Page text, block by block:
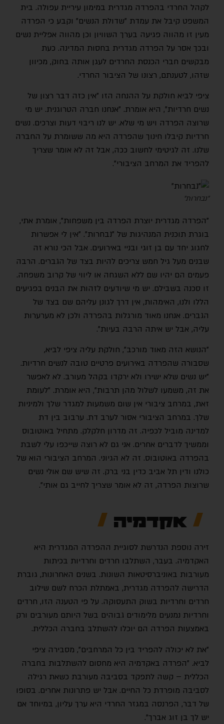
לקהל החרדי בהפרדה מגדרית במימון עיריית עפולה. בית
המשפט קיבל את עמדת "שדולת הנשים" וקבע כי הפרדה
מעין זו מהווה פגיעה בערך השוויון וכן מהווה אפליית נשים
ובכך אסר על הפרדה מגדרית בחסות המדינה. כעת
מבקשים חברי הכנסת החרדים לעגן אותה בחוק, מכיוון
שזהו, לטענתם, רצונו של הציבור החרדי.
ציפי לביא חולקת על ההנחה הזו ״אין כזה דבר רצון של
נשים חרדיות", היא אומרת. "אנחנו חברה הטרוגנית. יש מי
שרוצה הפרדה ויש מי שלא. יש לנו ריבוי דעות וצרכים. נשים
חרדיות קיבלו חינוך שהפרדה היא מה ששומרת על החברה
שלנו. זה לגיטימי לחשוב ככה, אבל זה לא אומר שצריך
להפריד את המרחב הציבורי".
"נבחרות"
"הפרדה מגדרית יוצרת הפרדה בין משפחות", אומרת אתי,
בוגרת תוכנית המנהיגות של "נבחרות". "אין לי אפשרות
לחגוג יחד עם בן זוגי ובניי באירועים. אבל הכי נורא זה
שבנים מעל גיל חמש צריכים להיות בצד של הגברים. הרבה
פעמים הם יהיו שם ללא השגחה או ליווי של קרוב משפחה.
זו סכנה בשבילם. יש מי שיודעים לזהות את הבנים בפגיעים
הללו ולנו, האימהות, אין דרך לגונן עליהם שם בצד של
הגברים. אנחנו מאוד מורגלות בהפרדה ולכן לא מערערות
עליה, אבל יש איתה הרבה בעיות".
"הנושא הזה מאוד מורכב", חולקת עליה ציפי לביא,
שסבורה שהפרדה באירועים פרטיים טובה לנשים חרדיות.
"יש נשים שלא ישירו ולא ירקדו בקהל מעורב. לא לאפשר
את זה, משמעו לשלול מהן תרבות", היא אומרת. "לעומת
זאת, במרחב ציבורי אין שום משמעות למגדר שלך ולמיניות
שלך. במרחב הציבורי אסור לערב דת. ערבוב בין דת
למדינה מוביל לכפיה. זה מדרון חלקלק. מתחיל באוטובוס
וממשיך לדברים אחרים. אני גם לא רוצה שייכפו עלי לשבת
בהפרדה באוטובוס. זה לא הגיוני. המרחב הציבורי הוא של
כולנו ודין תל אביב כדין בני ברק. זה שיש שם אולי נשים
שרוצות הפרדה, זה לא אומר שצריך לחייב גם אותי".
אקדמיה
זירה נוספת הנדרשת לסוגיית ההפרדה המגדרית היא
האקדמיה. בעבר, השתלבו חרדים וחרדיות בכיתות
מעורבות באוניברסיטאות השונות. בשנים האחרונות, גוברת
הדרישה להפרדה מגדרית, באמתלת הכרח לשם שילוב
חרדים וחרדיות בשוק התעסוקה. על פי הטענה הזו, חרדים
וחרדיות נמנעים מלימודים גבוהים בשל היותם מעורבים ורק
באמצעות הפרדה הם יוכלו להשתלב בחברה הכללית.
"את לא יכולה להפריד בין כל המרחבים", מסבירה ציפי
לביא. "הפרדה באקדמיה היא מחסום להשתלבות בחברה
הכללית – קשה לתפקד בסביבה מעורבת כשאת רגילה
לסביבה מופרדת כל החיים. אבל יש פתרונות אחרים. בסופו
של דבר, הפרנסה במגזר החרדי היא ערך עליון, במיוחד אם
יש לך בן זוג אברך".